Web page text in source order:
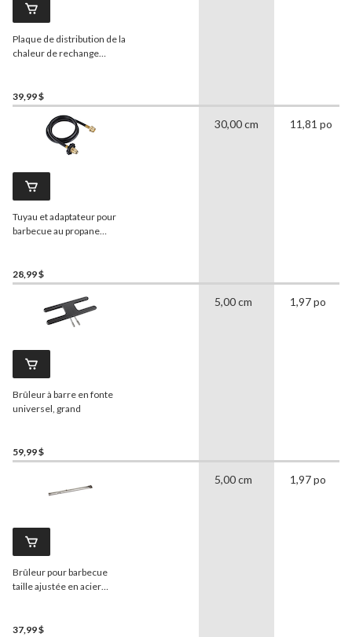
Plaque de distribution de la
chaleur de rechange
39,99 $
Tuyau et adaptateur pour
barbecue au propane
28,99 $
30,00 cm 11,81 po
Brûleur à barre en fonte
universel, grand
59,99 $
5,00 cm 1,97 po
Brûleur pour barbecue
taille ajustée en acier
37,99 $
5,00 cm 1,97 po